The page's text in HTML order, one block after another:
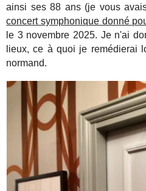
ainsi ses 88 ans (je vous
concert symphonique donné
le 3 novembre 2025. Je n'ai
lieux, ce à quoi je remédierai
normand.